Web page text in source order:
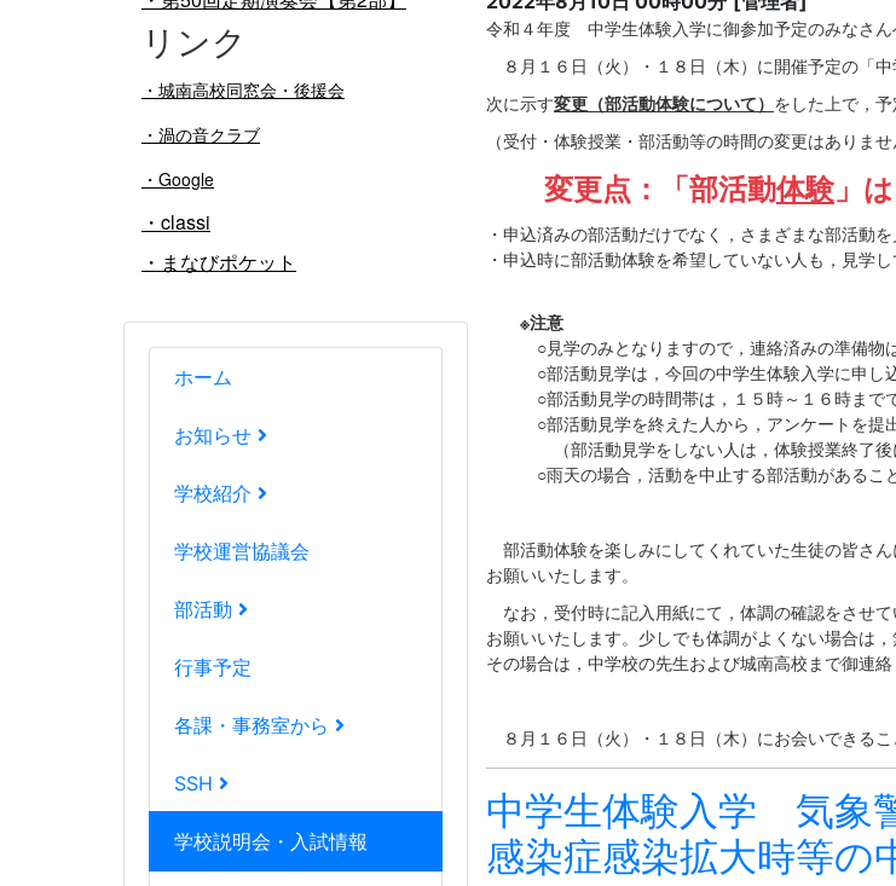
リンク
・ 城南高校同窓会・後援会
・渦の音クラブ
・Google
・classi
・まなびポケット
ホーム
お知らせ
学校紹介
学校運営協議会
部活動
行事予定
各課・事務室から
SSH
学校説明会・入試情報
令和４年度 中学生体験入学に御参加予定のみなさん
８月１６日（火）・１８日（木）に開催予定の「
次に示す変更（部活動体験について） をした上で，予
（受付・体験授業・部活動等の時間の変更はありませ
変更点：「部活動体験」
・申込済みの部活動だけでなく，さまざまな部活動を
・申込時に部活動体験を希望していない人も，見学し
※注意
○見学のみとなりますので，連絡済みの準備物は
○部活動見学は，今回の中学生体験入学に申し込
○部活動見学の時間帯は，１５時～１６時までで
○部活動見学を終えた人から，アンケートを提出
（部活動見学をしない人は，体験授業終了後に
○雨天の場合，活動を中止する部活動があること
部活動体験を楽しみにしてくれていた生徒の皆さ
お願いいたします。
なお，受付時に記入用紙にて，体調の確認をさせ
お願いいたします。少しでも体調がよくない場合は
その場合は，中学校の先生および城南高校まで御連絡
８月１６日（火）・１８日（木）にお会いできるこ
中学生体験入学 気象
感染症感染拡大時等の